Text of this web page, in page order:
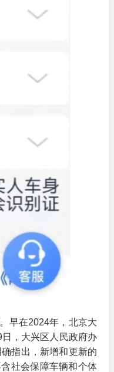
早在2024年，北京大
，大兴区人民政府办
指出，新增和更新的
社会保障车辆和个体